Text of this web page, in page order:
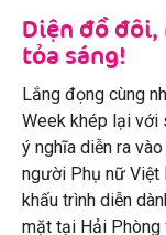
Diện đồ đôi,
tỏa sáng!
Lắng đọng cùng
Week khép lại với
ý nghĩa diễn ra
người Phụ nữ Việt
khấu trình diễn
mặt tại Hải Phòng